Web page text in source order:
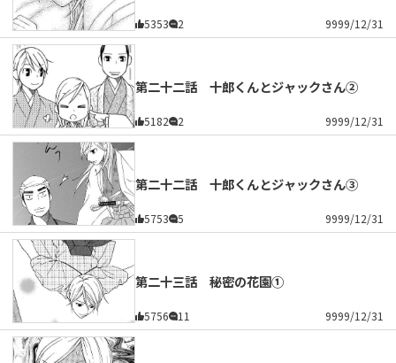
5353 2 9999/12/31
第二十二話 十郎くんとジャックさん②
5182 2 9999/12/31
第二十二話 十郎くんとジャックさん③
5753 5 9999/12/31
第二十三話 秘密の花園①
5756 11 9999/12/31